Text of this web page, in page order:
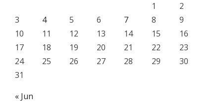
1
2
3
4 5 6 7 8
9
10
11 12 13 14 15
16
17
18 19 20 21 22
23
24
25 26 27 28 29
30
31
« Jun